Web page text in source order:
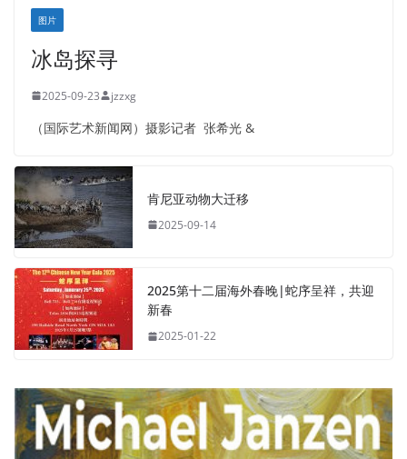
2025-09-23
（国际艺术新闻网）摄影记者 张希光 &
肯尼亚动物大迁移
2025第十二届海外春晚|蛇序呈祥，共迎
新春